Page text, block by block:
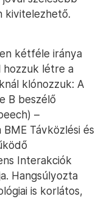
kivitelezhető.
kétféle iránya
hozzuk létre a
klónozzuk: A
B beszélő
–
Távközlési és
Interakciók
Hangsúlyozta
is korlátos,